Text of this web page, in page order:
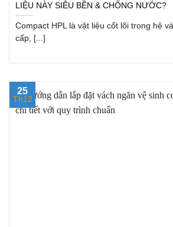
LIỆU NÀY SIÊU BỀN & CHỐNG NƯỚC?
Compact HPL là vật liệu cốt lõi trong hệ
cấp, [...]
25
Th12